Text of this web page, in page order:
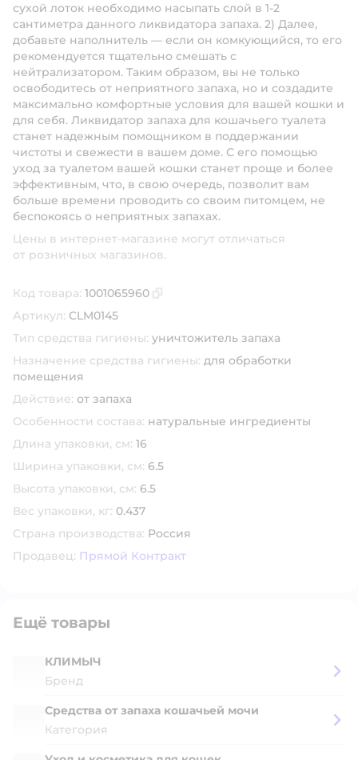
сухой лоток необходимо насыпать слой в 1-2
сантиметра данного ликвидатора запаха. 2) Далее,
добавьте наполнитель — если он комкующийся, то его
рекомендуется тщательно смешать с
нейтрализатором. Таким образом, вы не только
освободитесь от неприятного запаха, но и создадите
максимально комфортные условия для вашей кошки и
для себя. Ликвидатор запаха для кошачьего туалета
станет надежным помощником в поддержании
чистоты и свежести в вашем доме. С его помощью
уход за туалетом вашей кошки станет проще и более
эффективным, что, в свою очередь, позволит вам
больше времени проводить со своим питомцем, не
беспокоясь о неприятных запахах.
Цены в интернет-магазине могут отличаться
от розничных магазинов.
Код товара: 1001065960
Артикул: CLM0145
Тип средства гигиены: уничтожитель запаха
Назначение средства гигиены: для обработки
помещения
Действие: от запаха
Особенности состава: натуральные ингредиенты
Длина упаковки, см: 16
Ширина упаковки, см: 6.5
Высота упаковки, см: 6.5
Вес упаковки, кг: 0.437
Страна производства: Россия
Продавец: Прямой Контракт
Ещё товары
КЛИМЫЧ
Бренд
Cредства от запаха кошачьей мочи
Категория